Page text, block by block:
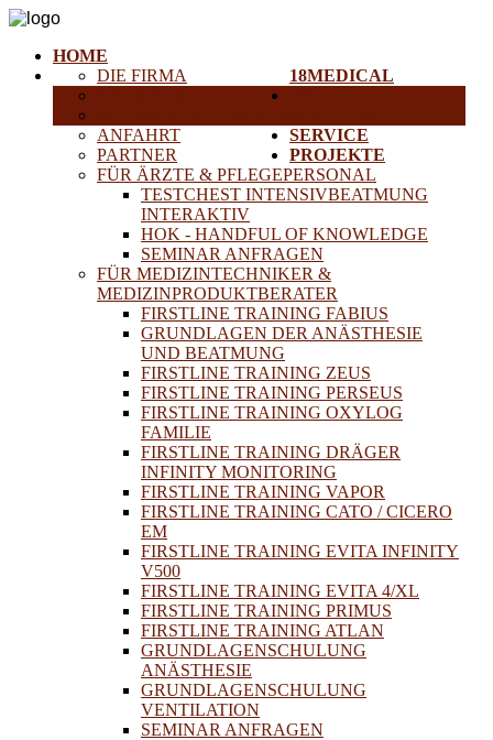
HOME
18MEDICAL
DIE FIRMA
ANFAHRT
PARTNER
FÜR ÄRZTE & PFLEGEPERSONAL
TESTCHEST INTENSIVBEATMUNG
INTERAKTIV
HOK - HANDFUL OF KNOWLEDGE
SEMINAR ANFRAGEN
FÜR MEDIZINTECHNIKER &
MEDIZINPRODUKTBERATER
FIRSTLINE TRAINING FABIUS
GRUNDLAGEN DER ANÄSTHESIE
UND BEATMUNG
FIRSTLINE TRAINING ZEUS
FIRSTLINE TRAINING PERSEUS
FIRSTLINE TRAINING OXYLOG
FAMILIE
FIRSTLINE TRAINING DRÄGER
INFINITY MONITORING
FIRSTLINE TRAINING VAPOR
FIRSTLINE TRAINING CATO / CICERO
EM
FIRSTLINE TRAINING EVITA INFINITY
V500
FIRSTLINE TRAINING EVITA 4/XL
FIRSTLINE TRAINING PRIMUS
FIRSTLINE TRAINING ATLAN
GRUNDLAGENSCHULUNG
ANÄSTHESIE
GRUNDLAGENSCHULUNG
VENTILATION
SEMINAR ANFRAGEN
SERVICE
PROJEKTE